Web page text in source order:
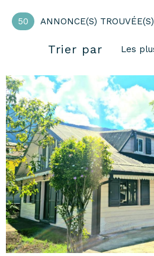
50 ANNONCE(S)
Trier par Les
voir